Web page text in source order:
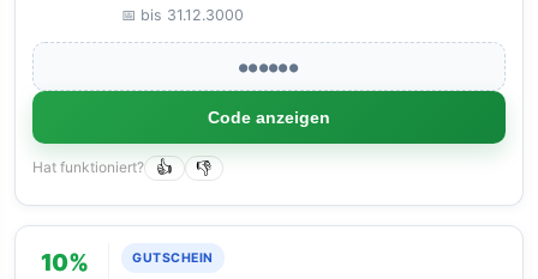
📅 bis 31.12.3000
●●●●●●
Code anzeigen
Hat funktioniert? 👍 👎
10% GUTSCHEIN